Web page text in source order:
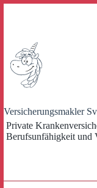
Versicherungsmakler
Private
Berufsunfähigkeit und